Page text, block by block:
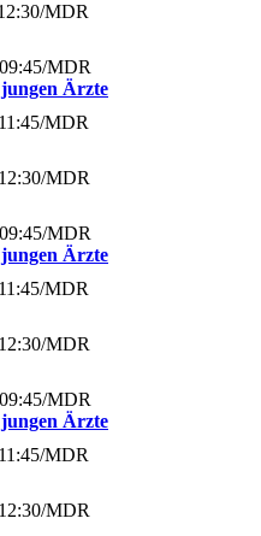
/MDR
/MDR
Ärzte
/MDR
/MDR
/MDR
Ärzte
/MDR
/MDR
/MDR
Ärzte
/MDR
/MDR